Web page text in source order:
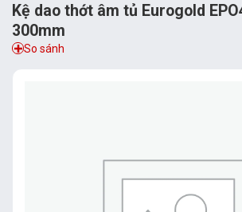
Kệ dao thớt âm tủ Eurogold
300mm
So sánh